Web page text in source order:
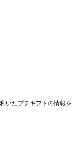
いたプチギフトの情報を